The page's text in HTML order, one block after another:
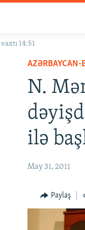
14:51
N.
ilə
May 31, 2011
Paylaş